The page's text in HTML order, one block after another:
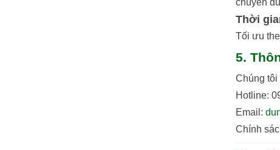
chuyên
Thời
Tối ưu
5.
Chúng tôi
Hotline:
Email:
Chính